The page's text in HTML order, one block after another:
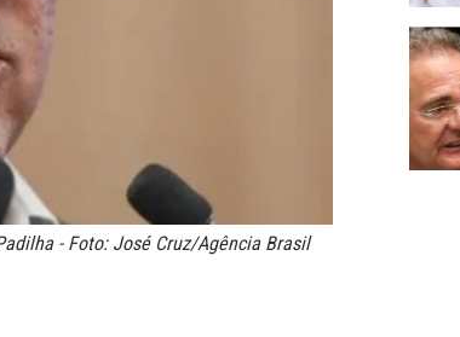
- Foto: José Cruz/Agência Brasil